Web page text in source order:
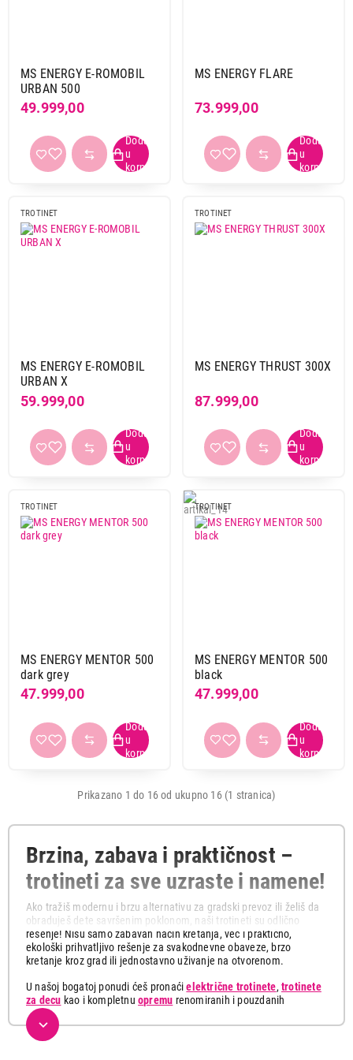
MS ENERGY E-ROMOBIL
URBAN 500
49.999,00
MS ENERGY FLARE
73.999,00
TROTINET
MS ENERGY E-ROMOBIL
URBAN X
59.999,00
TROTINET
MS ENERGY THRUST 300X
87.999,00
TROTINET
MS ENERGY MENTOR 500
dark grey
47.999,00
TROTINET
MS ENERGY MENTOR 500
black
47.999,00
Prikazano 1 do 16 od ukupno 16 (1 stranica)
Brzina, zabava i praktičnost –
trotineti za sve uzraste i namene!
Ako tražiš modernu i brzu alternativu za gradski prevoz ili želiš da
obraduješ dete savršenim poklonom, naši trotineti su odlično
rešenje! Nisu samo zabavan način kretanja, već i praktično,
ekološki prihvatljivo rešenje za svakodnevne obaveze, brzo
kretanje kroz grad ili jednostavno uživanje na otvorenom.
U našoj bogatoj ponudi ćeš pronaćielektrične trotinete, trotinete
za decu kao i kompletnuopremu renomiranih i pouzdanih
proizvođača za uživanje u sigurnoj i praktičnoj vožnji. Naš
asortiman uključuje sve, od električnih do zabavnih, šarenih
trotineta za decu tako da ćeš sigurno pronaći savršen model za
38.999,00
TROTINETI
XIAOMI 6 Lite BHR08R6GL
Nastavi kupovinu